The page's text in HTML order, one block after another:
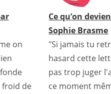
on
froid de
Ce qu’on
Sophie Brasme
"Si jamais tu
hasard cette
pas trop juger
ce moment